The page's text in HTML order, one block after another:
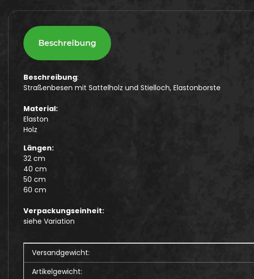
Beschreibung
Beschreibung:
Straßenbesen mit Sattelholz und Stielloch, Elastonborste
Material:
Elaston
Holz
Längen:
32 cm
40 cm
50 cm
60 cm
Verpackungseinheit:
siehe Variation
Produkteigenschaft
Wert
Versandgewicht:
Artikelgewicht: